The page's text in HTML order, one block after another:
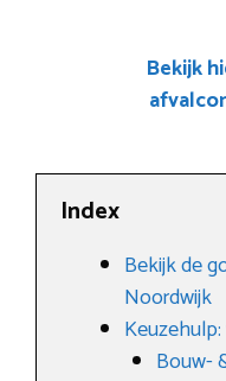
Bekijk
Index
Bekijk de
Noordwijk
Bouw-